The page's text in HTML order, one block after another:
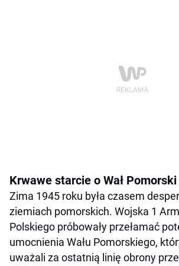
Krwawe starcie o Wał Pomorski
Zima 1945 roku była czasem
ziemiach pomorskich. Wojska 1
Polskiego próbowały przełamać
umocnienia Wału Pomorskiego,
uważali za ostatnią linię obrony